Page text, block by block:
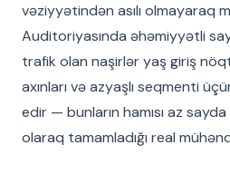
vəziyyətindən asılı olmayaraq
Auditoriyasında əhəmiyyətli
trafik olan naşirlər yaş giriş
axınları və azyaşlı seqmenti
edir — bunların hamısı az
olaraq tamamladığı real